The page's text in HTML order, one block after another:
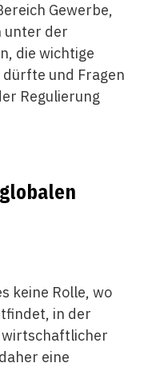
Gewerbe,
unter der
die wichtige
und Fragen
Regulierung
keine Rolle, wo
in der
wirtschaftlicher
eine